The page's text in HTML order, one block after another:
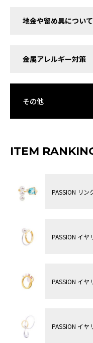
地金や留め具について
金属アレルギー対策
その他
ITEM
PASSION リン
PASSION イヤ
PASSION イ
PASSION イヤ